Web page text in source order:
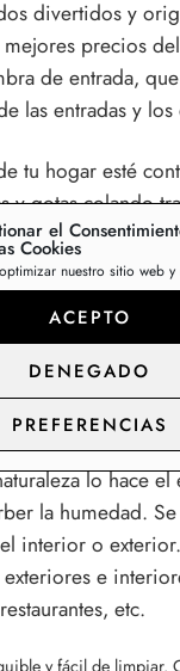
el
Cookies
nuestro sitio web y
ACEPTO
DENEGADO
PREFERENCIAS
divertidos y
precios
de entrada,
las entradas y los
tu hogar esté
y gotas colando
coco natural con
e interior; retiene
Está fabricado
de caucho
fibras de
lo hace
la humedad.
interior o
e
etc.
y fácil de limpiar.